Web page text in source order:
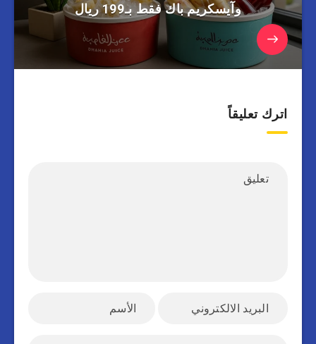
وآيسكريم باك فقط بـ199 ريال
اترك تعليقاً